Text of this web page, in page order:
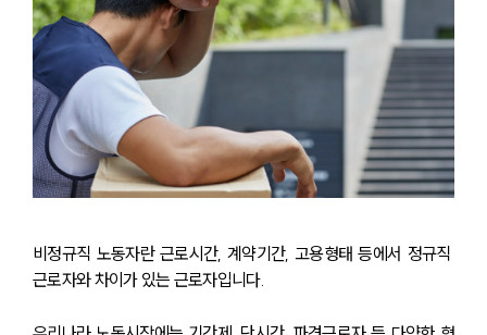
비정규직 노동자란 근로시간, 계약기간, 고용형태 등에서 정규직
근로자와 차이가 있는 근로자입니다.